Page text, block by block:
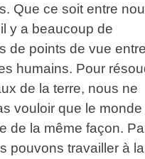
Que ce soit entre
y a beaucoup de
de points de vue entre
humains. Pour
de la terre, nous ne
vouloir que le monde
de la même façon.
pouvons travailler à la